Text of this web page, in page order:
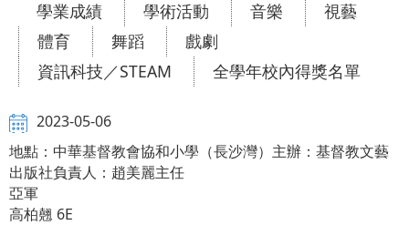
學業成績 學術活動 音樂
視藝
體育
舞蹈
戲劇
資訊科技／STEAM
全學年校內得獎名單
2023-05-06
地點：中華基督教會協和小學（長沙灣）主辦：基督教文藝
出版社負責人：趙美麗主任
亞軍
高柏翹 6E